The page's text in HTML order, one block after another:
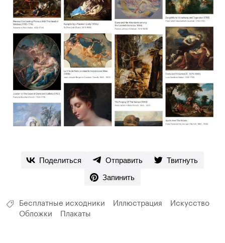
Поделиться Отправить
Твитнуть
Запинить
Бесплатные исходники Иллюстрация
Искусство
Обложки
Плакаты